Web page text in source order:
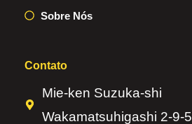
Sobre Nós
Contato
Mie-ken Suzuka-shi
Wakamatsuhigashi 2-9-5